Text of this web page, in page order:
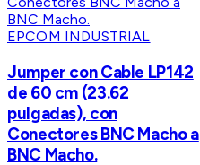
EPCOM INDUSTRIAL
Jumper con Cable LP142
de 60 cm (23.62
pulgadas), con
Conectores BNC Macho a
BNC Macho.